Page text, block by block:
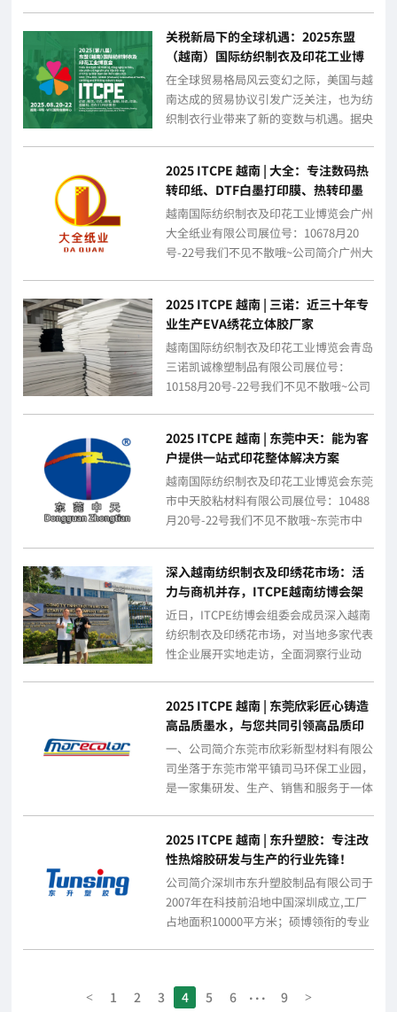
关税新局下的全球机遇：2025东盟
（越南）国际纺织制衣及印花工业博
览会邀您共拓新蓝海
在全球贸易格局风云变幻之际，美国与越
南达成的贸易协议引发广泛关注，也为纺
织制衣行业带来了新的变数与机遇。据央
2025 ITCPE 越南 | 大全：专注数码热
转印纸、DTF白墨打印膜、热转印墨
水、烫画墨水等数码印花耗材
越南国际纺织制衣及印花工业博览会广州
大全纸业有限公司展位号：10678月20
号-22号我们不见不散哦~公司简介广州大
2025 ITCPE 越南 | 三诺：近三十年专
业生产EVA绣花立体胶厂家
越南国际纺织制衣及印花工业博览会青岛
三诺凯诚橡塑制品有限公司展位号：
10158月20号-22号我们不见不散哦~公司
2025 ITCPE 越南 | 东莞中天：能为客
户提供一站式印花整体解决方案
越南国际纺织制衣及印花工业博览会东莞
市中天胶粘材料有限公司展位号：10488
月20号-22号我们不见不散哦~东莞市中
深入越南纺织制衣及印绣花市场：活
力与商机并存，ITCPE越南纺博会架
合作桥梁
近日，ITCPE纺博会组委会成员深入越南
纺织制衣及印绣花市场，对当地多家代表
性企业展开实地走访，全面洞察行业动
2025 ITCPE 越南 | 东莞欣彩匠心铸造
高品质墨水，与您共同引领高品质印
花
一、公司简介东莞市欣彩新型材料有限公
司坐落于东莞市常平镇司马环保工业园，
是一家集研发、生产、销售和服务于一体
2025 ITCPE 越南 | 东升塑胶：专注改
性热熔胶研发与生产的行业先锋！
公司简介深圳市东升塑胶制品有限公司于
2007年在科技前沿地中国深圳成立,工厂
占地面积10000平方米；硕博领衔的专业
< 1 2 3 4 5 6 ... 9 >